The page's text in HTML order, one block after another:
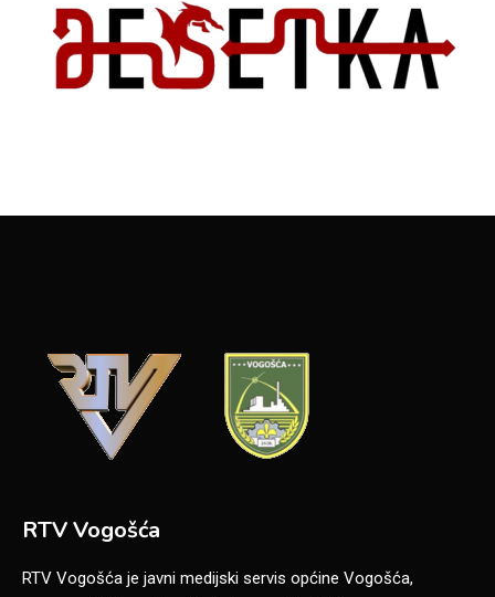
RTV Vogošća
RTV Vogošća je javni medijski servis općine Vogošća,